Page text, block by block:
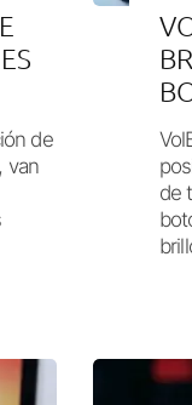
de
van
de